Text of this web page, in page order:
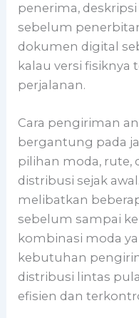
penerima,
sebelum
dokumen digital
kalau versi fisiknya
perjalanan.
Cara pengiriman
bergantung pada
pilihan moda, rute,
distribusi sejak
melibatkan
sebelum sampai
kombinasi moda
kebutuhan
distribusi lintas
efisien dan